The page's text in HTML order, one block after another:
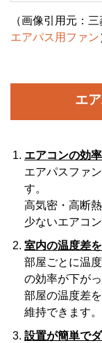
（画像引用元：
エアパス用ファン
エ
エアコンの効
エアパスファ
す。
高気密・高断
少ないエアコ
室内の温度差を
部屋ごとに温
の効率が下が
部屋の温度差
維持できます。
設置が簡単で